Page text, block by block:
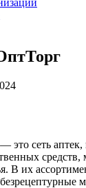
это сеть
В их